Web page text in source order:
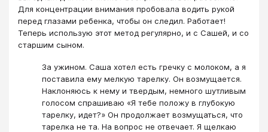
Для концентрации внимания пробовала водить рукой
перед глазами ребенка, чтобы он следил. Работает!
Теперь использую этот метод регулярно, и с Сашей, и со
старшим сыном.
За ужином. Саша хотел есть гречку с молоком, а я
поставила ему мелкую тарелку. Он возмущается.
Наклоняюсь к нему и твердым, немного шутливым
голосом спрашиваю «Я тебе положу в глубокую
тарелку, идет?» Он продолжает возмущаться, что
тарелка не та. На вопрос не отвечает. Я щелкаю